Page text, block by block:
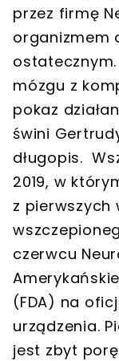
przez firmę
organizmem
mózgu z
pokaz
świni
długopis.
2019, w
z pierwszych
czerwcu
(FDA) na
urządzenia.
jest zbyt